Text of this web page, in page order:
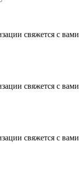
свяжется с вами
свяжется с вами
свяжется с вами